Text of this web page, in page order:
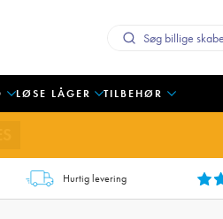
LØSE LÅGER TILBEHØR
Hurtig levering